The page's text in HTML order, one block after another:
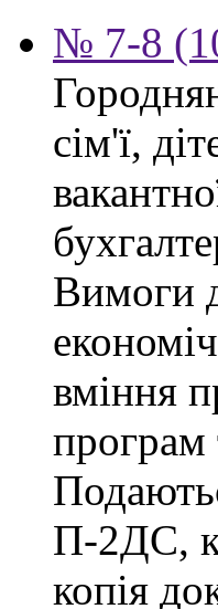
№ 7-8
сім'ї,
Вимоги
вміння
програм
П-2ДС,
копія